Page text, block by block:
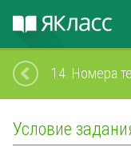
14. Номера
Условие